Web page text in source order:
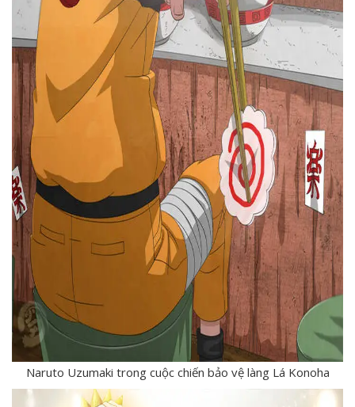
Naruto Uzumaki trong cuộc chiến bảo vệ làng Lá Konoha